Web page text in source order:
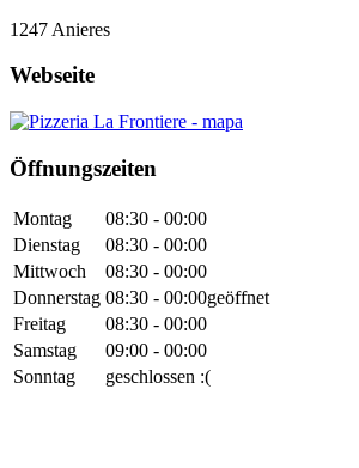
1247 Anieres
Webseite
Öffnungszeiten
Montag
08:30 - 00:00
Dienstag
08:30 - 00:00
Mittwoch
08:30 - 00:00
Donnerstag 08:30 - 00:00geöffnet
Freitag
08:30 - 00:00
Samstag
09:00 - 00:00
Sonntag
geschlossen :(